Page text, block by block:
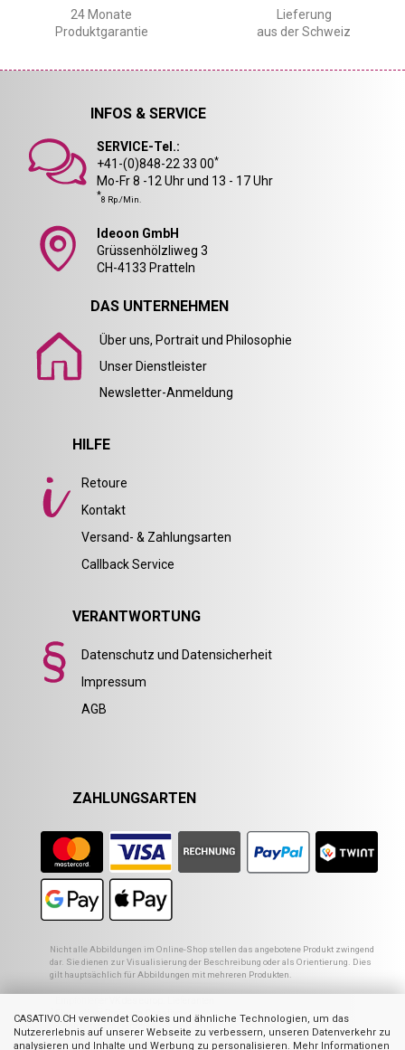
CASATIVO.CH verwendet Cookies und ähnliche Technologien, um das
Nutzererlebnis auf unserer Webseite zu verbessern, unseren Datenverkehr zu
analysieren und Inhalte und Werbung zu personalisieren. Mehr Informationen
24 Monate
Produktgarantie
Lieferung
aus der Schweiz
INFOS & SERVICE
SERVICE-Tel.:
+41-(0)848-22 33 00*
Mo-Fr 8 -12 Uhr und 13 - 17 Uhr
*8 Rp./Min.
Ideoon GmbH
Grüssenhölzliweg 3
CH-4133 Pratteln
DAS UNTERNEHMEN
Über uns, Portrait und Philosophie
Unser Dienstleister
Newsletter-Anmeldung
HILFE
Retoure
Kontakt
Versand- & Zahlungsarten
Callback Service
VERANTWORTUNG
Datenschutz und Datensicherheit
Impressum
AGB
ZAHLUNGSARTEN
Nicht alle Abbildungen im Online-Shop stellen das angebotene Produkt zwingend
dar. Sie dienen zur Visualisierung der Beschreibung oder als Orientierung. Dies
gilt hauptsächlich für Abbildungen mit mehreren Produkten.
Ehemaliger Preis von Casativo
3 Summe der Einzelpreise
4 UVP des Herstellers